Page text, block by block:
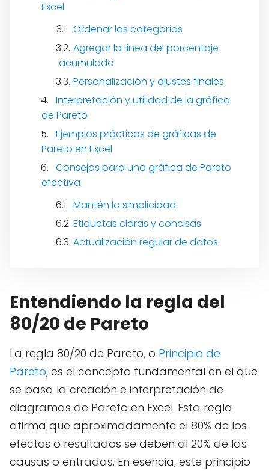
Excel
Ordenar las categorías
Agregar la línea del porcentaje
acumulado
Personalización y ajustes finales
Interpretación y utilidad de la gráfica
de Pareto
Ejemplos prácticos de gráficas de
Pareto en Excel
Consejos para una gráfica de Pareto
efectiva
Mantén la simplicidad
Etiquetas claras y concisas
Actualización regular de datos
Entendiendo la regla del
80/20 de Pareto
La regla 80/20 de Pareto, o Principio de
Pareto, es el concepto fundamental en el que
se basa la creación e interpretación de
diagramas de Pareto en Excel. Esta regla
afirma que aproximadamente el 80% de los
efectos o resultados se deben al 20% de las
causas o entradas. En esencia, este principio